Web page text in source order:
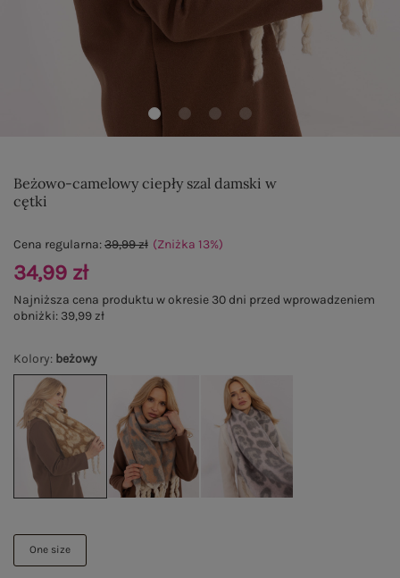
Beżowo-camelowy ciepły szal damski w
cętki
Kolory: beżowy
One size
Cena regularna:39,99 zł (Zniżka 13%)
34,99 zł
Najniższa cena produktu w okresie 30 dni przed wprowadzeniem
obniżki: 39,99 zł